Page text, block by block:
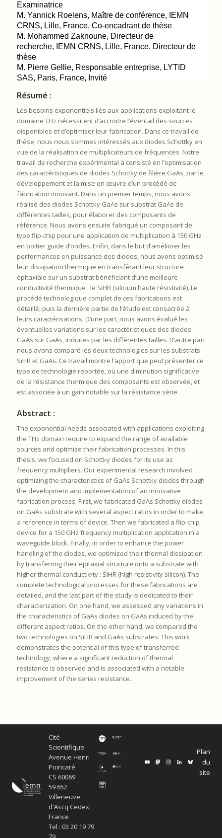
Examinatrice
M. Yannick Roelens, Maître de conférence,
IEMN
CRNS, Lille, France, Co-encadrant de thèse
M. Mohammed Zaknoune, Directeur de
recherche,
IEMN CRNS, Lille, France, Directeur de
thèse
M. Pierre Gellie, Responsable entreprise, LYTID
SAS, Paris, France, Invité
Résumé :
Les besoins exponentiels liés aux applications exploitant le
domaine THz nécessitent d’accroitre l’éventail des sources
disponibles et d’optimiser leur fabrication. Dans ce travail de
thèse, nous nous sommes intéressés aux diodes Schottky en
vue de la réalisation de multiplicateurs de fréquences. Notre
travail de recherche expérimental a consisté en l’optimisation
des caractéristiques de diodes Schottky de filière GaAs, par le
développement et la mise en œuvre d’un procédé de
fabrication innovant. Dans un premier temps, nous avons
réalisé des diodes Schottky GaAs sur substrat GaAs de
différentes tailles, pour élaborer des composants de
référence. Nous avons ensuite fabriqué un composant de
type flip-chip pour une application de multiplication à 150 GHz
en boitier guide d’ondes. Enfin, dans le but d’améliorer les
performances en puissance des diodes, nous avons optimisé
leur dissipation thermique en transférant leur structure
épitaxiale sur un substrat bénéficiant d’une meilleure
conductivité thermique : le SiHR (silicium haute résistivité). Le
procédé technologique complet de ces fabrications est
détaillé, puis la dernière partie de l’étude est consacrée à
leurs caractérisations. D’une part, nous avons évalué les
éventuelles variations sur les caractéristiques des diodes
GaAs sur GaAs, induites par les différentes tailles. D’autre part
nous avons comparé les deux technologies sur les substrats
SiHR et GaAs. Ce travail montre l’apport que peut présenter ce
type de technologie reportée, où une diminution significative
de la résistance thermique des composants est observée, et
est associée à un gain notable sur la résistance série.
Abstract :
The exponential needs associated with applications exploiting
the THz domain require to expand the range of available
sources and optimize their fabrication processes. In this
thesis, we focused on Schottky diodes for its use as
frequency multipliers. Our experimental research involved
optimizing the characteristics of GaAs Schottky diodes through
the development and implementation of an innovative
fabrication process. First, we fabricated GaAs Schottky diodes
on GaAs substrate with several aspect ratios in order to make
a reference in terms of device. Then we fabricated a flip-chip
device for a 150 GHz frequency multiplication application in a
waveguide block. Finally, in order to enhance the power
handling of the diodes, we optimized their thermal dissipation
by transferring their epitaxial structure onto a substrate with
higher thermal conductivity : SiHR (high resistivity silicon). The
complete technological processes for these fabrications are
detailed, and the last part of the study is dedicated to their
characterization. On one hand, we assessed any variations in
the characteristics of GaAs diodes on GaAs induced by the
different aspect ratios. On the other hand, we compared the
two technologies on SiHR and GaAs substrates. This work
demonstrates the potential of this type of transferred
technology, where a significant reduction of thermal
resistance is observed and is associated with a notable
improvement of the series resistance.
Cité
Scientifique
Avenue Henri
Poincaré
CS 60069
59 652
Villeneuve
d'Ascq Cedex,
France
Tel : 03 20 19 79
Plan
du
site